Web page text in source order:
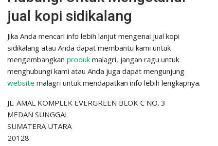
jual kopi sidikalang
Jika Anda mencari info lebih lanjut mengenai jual kopi
sidikalang atau Anda dapat membantu kami untuk
mengembangkan produk malagri, jangan ragu untuk
menghubungi kami atau Anda juga dapat mengunjung
website malagri untuk mendapatkan info lebih lengkapnya.
JL. AMAL KOMPLEK EVERGREEN BLOK C NO. 3
MEDAN SUNGGAL
SUMATERA UTARA
20128